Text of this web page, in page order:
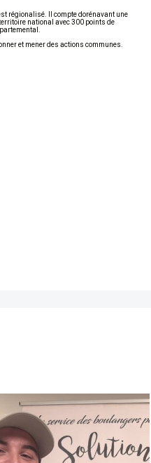
régionalisé. Il compte dorénavant une
national avec 300 points de
et mener des actions communes.